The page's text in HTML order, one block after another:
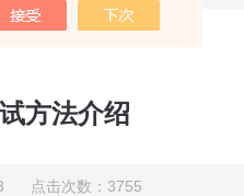
方法介绍
点击次数：3755